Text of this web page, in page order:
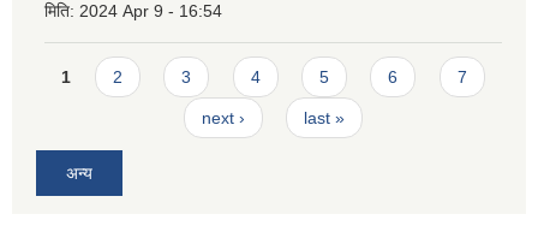
मिति: 2024 Apr 9 - 16:54
Pages
1 2 3 4 5 6 7
next › last »
अन्य